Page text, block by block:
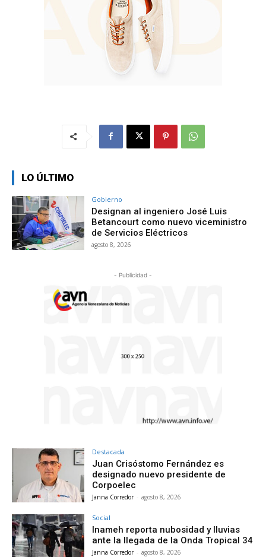
LO ÚLTIMO
Gobierno
Designan al ingeniero José Luis
Betancourt como nuevo viceministro
de Servicios Eléctricos
agosto 8, 2026
- Publicidad -
Destacada
Juan Crisóstomo Fernández es
designado nuevo presidente de
Corpoelec
Janna Corredor - agosto 8, 2026
Social
Inameh reporta nubosidad y lluvias
ante la llegada de la Onda Tropical 34
Janna Corredor - agosto 8, 2026